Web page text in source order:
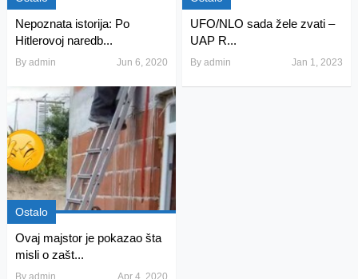
Nepoznata istorija: Po
Hitlerovoj naredb...
By admin Jun 6, 2020
UFO/NLO sada žele zvati –
UAP R...
Byadmin Jan 1, 2023
Ostalo
Ovaj majstor je pokazao šta
misli o zašt...